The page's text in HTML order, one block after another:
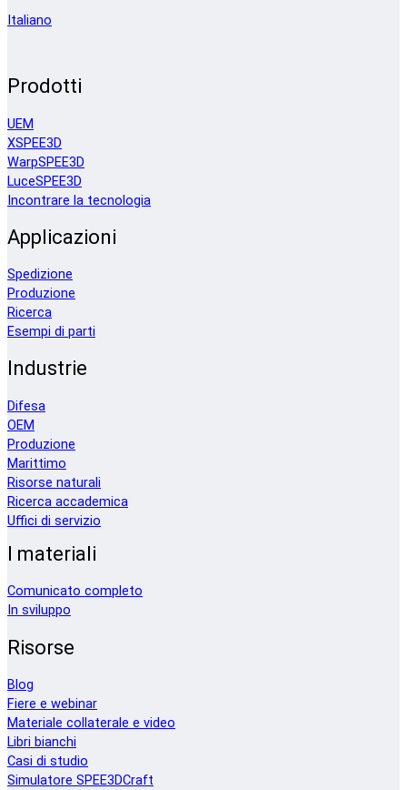
Italiano
Prodotti
UEM
XSPEE3D
WarpSPEE3D
LuceSPEE3D
Incontrare la tecnologia
Applicazioni
Spedizione
Produzione
Ricerca
Esempi di parti
Industrie
Difesa
OEM
Produzione
Marittimo
Risorse naturali
Ricerca accademica
Uffici di servizio
I materiali
Comunicato completo
In sviluppo
Risorse
Blog
Fiere e webinar
Materiale collaterale e video
Libri bianchi
Casi di studio
Simulatore SPEE3DCraft